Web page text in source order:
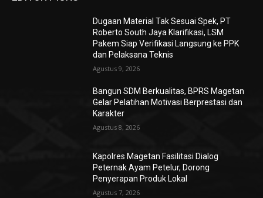
Dugaan Material Tak Sesuai Spek, PT
Roberto South Jaya Klarifikasi, LSM
Pakem Siap Verifikasi Langsung ke PPK
dan Pelaksana Teknis
Agustus 9, 2026
Bangun SDM Berkualitas, BPRS Magetan
Gelar Pelatihan Motivasi Berprestasi dan
Karakter
Agustus 8, 2026
Kapolres Magetan Fasilitasi Dialog
Peternak Ayam Petelur, Dorong
Penyerapan Produk Lokal
Agustus 7, 2026